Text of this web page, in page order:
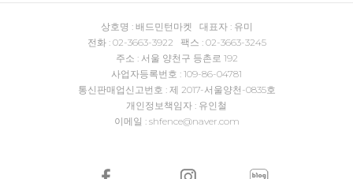
상호명 : 배드민턴마켓 대표자 : 유미
전화 : 02-3663-3922 팩스 : 02-3663-3245
주소 : 서울 양천구 등촌로 192
사업자등록번호 : 109-86-04781
통신판매업신고번호 : 제 2017-서울양천-0835호
개인정보책임자 : 유인철
이메일 : shfence@naver.com